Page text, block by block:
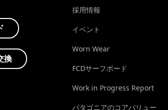
換
採用情報
イベント
Worn Wear
FCDサーフボード
Work in Progress Report
パタゴニアのコアバリュー